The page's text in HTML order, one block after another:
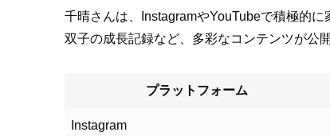
千晴さんは、InstagramやYouTubeで積極的
双子の成長記録など、多彩なコンテンツが公
プラットフォーム
Instagram